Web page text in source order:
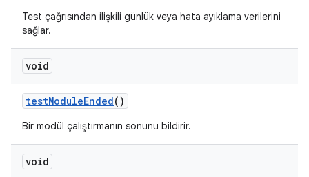
Test çağrısından ilişkili günlük veya hata ayıklama verilerini
sağlar.
void
testModuleEnded()
Bir modül çalıştırmanın sonunu bildirir.
void